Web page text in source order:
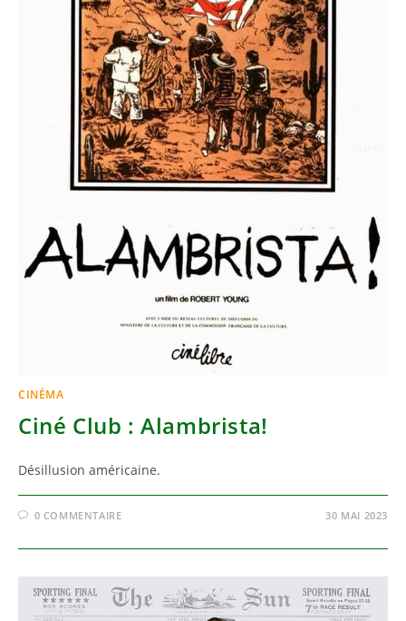
CINÉMA
Ciné Club : Alambrista!
Désillusion américaine.
0 COMMENTAIRE 30 MAI 2023